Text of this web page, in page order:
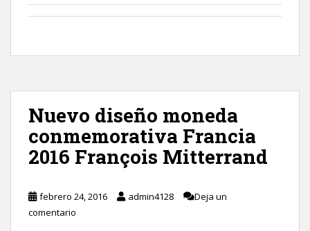
Nuevo diseño moneda
conmemorativa Francia
2016 François Mitterrand
febrero 24, 2016 admin4128
Deja un
comentario